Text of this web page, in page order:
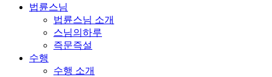
법륜스님
법륜스님 소개
스님의하루
즉문즉설
수행
수행 소개